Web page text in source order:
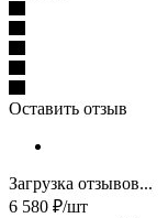
Оставить отзыв
Загрузка отзывов...
6 580 ₽/шт